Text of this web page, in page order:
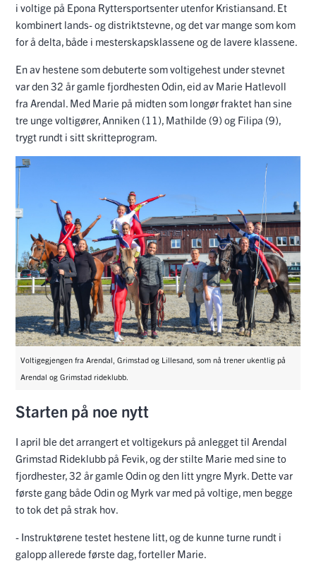
i voltige på Epona Ryttersportsenter utenfor Kristiansand. Et
kombinert lands- og distriktstevne, og det var mange som kom
for å delta, både i mesterskapsklassene og de lavere klassene.
En av hestene som debuterte som voltigehest under stevnet
var den 32 år gamle fjordhesten Odin, eid av Marie Hatlevoll
fra Arendal. Med Marie på midten som longør fraktet han sine
tre unge voltigører, Anniken (11), Mathilde (9) og Filipa (9),
trygt rundt i sitt skritteprogram.
Voltigegjengen fra Arendal, Grimstad og Lillesand, som nå trener ukentlig på
Arendal og Grimstad rideklubb.
Starten på noe nytt
I april ble det arrangert et voltigekurs på anlegget til Arendal
Grimstad Rideklubb på Fevik, og der stilte Marie med sine to
fjordhester, 32 år gamle Odin og den litt yngre Myrk. Dette var
første gang både Odin og Myrk var med på voltige, men begge
to tok det på strak hov.
- Instruktørene testet hestene litt, og de kunne turne rundt i
galopp allerede første dag, forteller Marie.